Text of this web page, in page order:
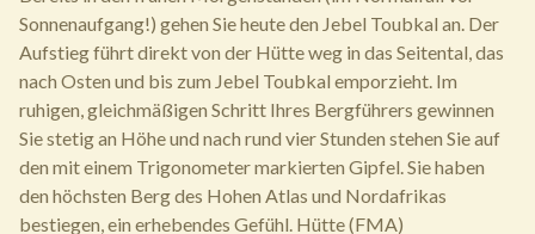
Sonnenaufgang!) gehen Sie heute den Jebel Toubkal an. Der
Aufstieg führt direkt von der Hütte weg in das Seitental, das
nach Osten und bis zum Jebel Toubkal emporzieht. Im
ruhigen, gleichmäßigen Schritt Ihres Bergführers gewinnen
Sie stetig an Höhe und nach rund vier Stunden stehen Sie auf
den mit einem Trigonometer markierten Gipfel. Sie haben
den höchsten Berg des Hohen Atlas und Nordafrikas
bestiegen, ein erhebendes Gefühl. Hütte (FMA)